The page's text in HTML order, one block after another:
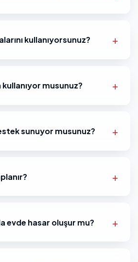
kullanıyorsunuz?
musunuz?
sunuyor musunuz?
evde hasar oluşur mu?